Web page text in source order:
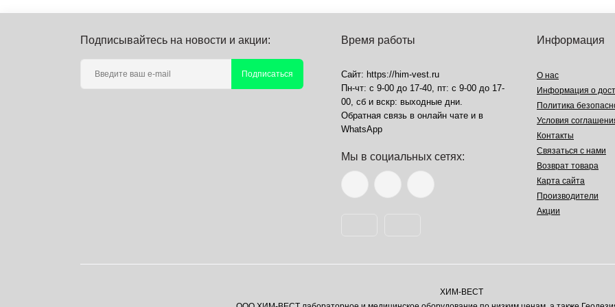
Подписывайтесь на новости и акции:
Подписаться
Время работы
Сайт: https://him-vest.ru
Пн-чт: с 9-00 до 17-40, пт: с 9-00 до 17-
00, сб и вскр: выходные дни.
Обратная связь в онлайн чате и в
WhatsApp
Мы в социальных сетях:
Информация
О нас
Информация о
Политика
Условия
Контакты
Связаться с нами
Возврат товара
Карта сайта
Производители
Акции
ХИМ-ВЕСТ